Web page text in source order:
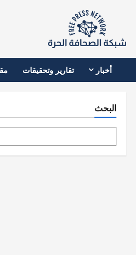
أخبار تقارير وتحقيقات
البحث